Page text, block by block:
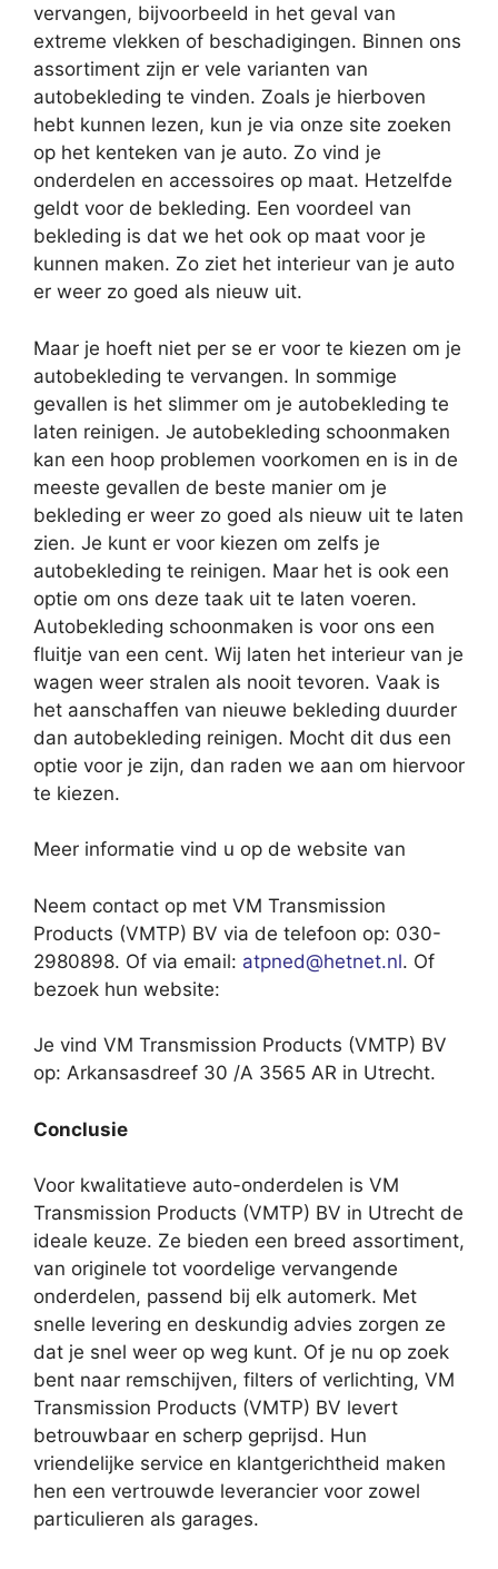
vervangen, bijvoorbeeld in het geval van
extreme vlekken of beschadigingen. Binnen ons
assortiment zijn er vele varianten van
autobekleding te vinden. Zoals je hierboven
hebt kunnen lezen, kun je via onze site zoeken
op het kenteken van je auto. Zo vind je
onderdelen en accessoires op maat. Hetzelfde
geldt voor de bekleding. Een voordeel van
bekleding is dat we het ook op maat voor je
kunnen maken. Zo ziet het interieur van je auto
er weer zo goed als nieuw uit.
Maar je hoeft niet per se er voor te kiezen om je
autobekleding te vervangen. In sommige
gevallen is het slimmer om je autobekleding te
laten reinigen. Je autobekleding schoonmaken
kan een hoop problemen voorkomen en is in de
meeste gevallen de beste manier om je
bekleding er weer zo goed als nieuw uit te laten
zien. Je kunt er voor kiezen om zelfs je
autobekleding te reinigen. Maar het is ook een
optie om ons deze taak uit te laten voeren.
Autobekleding schoonmaken is voor ons een
fluitje van een cent. Wij laten het interieur van je
wagen weer stralen als nooit tevoren. Vaak is
het aanschaffen van nieuwe bekleding duurder
dan autobekleding reinigen. Mocht dit dus een
optie voor je zijn, dan raden we aan om hiervoor
te kiezen.
Meer informatie vind u op de website van
Neem contact op met VM Transmission
Products (VMTP) BV via de telefoon op: 030-
2980898. Of via email: atpned@hetnet.nl. Of
bezoek hun website:
Je vind VM Transmission Products (VMTP) BV
op: Arkansasdreef 30 /A 3565 AR in Utrecht.
Conclusie
Voor kwalitatieve auto-onderdelen is VM
Transmission Products (VMTP) BV in Utrecht de
ideale keuze. Ze bieden een breed assortiment,
van originele tot voordelige vervangende
onderdelen, passend bij elk automerk. Met
snelle levering en deskundig advies zorgen ze
dat je snel weer op weg kunt. Of je nu op zoek
bent naar remschijven, filters of verlichting, VM
Transmission Products (VMTP) BV levert
betrouwbaar en scherp geprijsd. Hun
vriendelijke service en klantgerichtheid maken
hen een vertrouwde leverancier voor zowel
particulieren als garages.